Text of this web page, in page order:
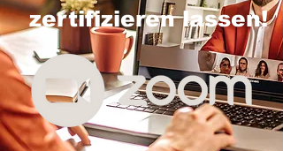
zertifizieren lassen!